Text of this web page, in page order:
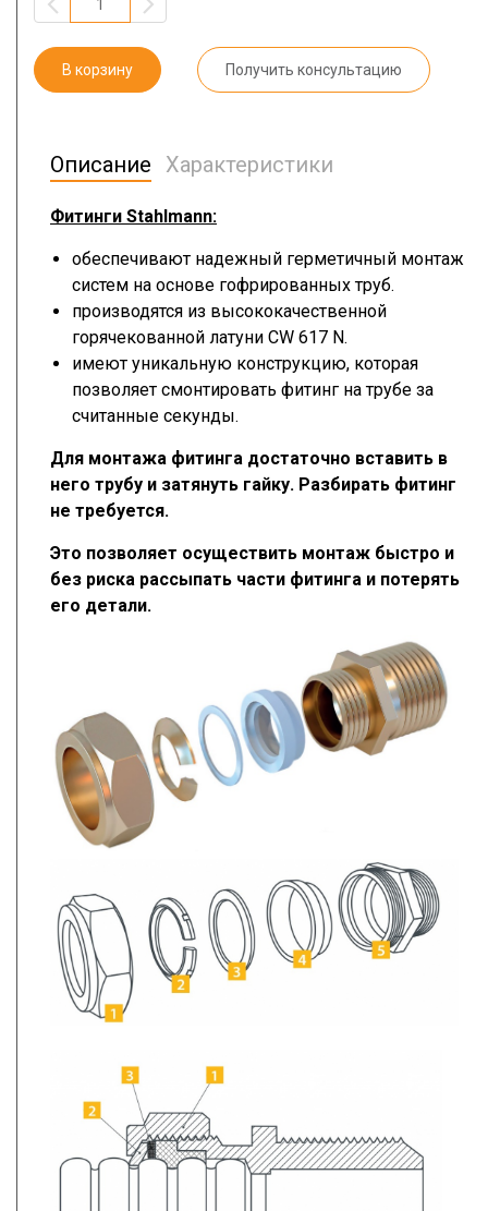
В корзину Получить консультацию
Описание Характеристики
Фитинги Stahlmann:
обеспечивают надежный герметичный монтаж
систем на основе гофрированных труб.
производятся из высококачественной
горячекованной латуни CW 617 N.
имеют уникальную конструкцию, которая
позволяет смонтировать фитинг на трубе за
считанные секунды.
Для монтажа фитинга достаточно вставить в
него трубу и затянуть гайку. Разбирать фитинг
не требуется.
Это позволяет осуществить монтаж быстро и
без риска рассыпать части фитинга и потерять
его детали.